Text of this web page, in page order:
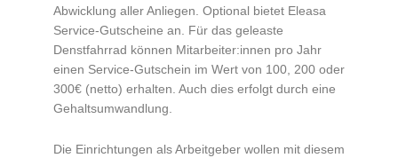
Abwicklung aller Anliegen. Optional bietet Eleasa
Service-Gutscheine an. Für das geleaste
Denstfahrrad können Mitarbeiter:innen pro Jahr
einen Service-Gutschein im Wert von 100, 200 oder
300€ (netto) erhalten. Auch dies erfolgt durch eine
Gehaltsumwandlung.
Die Einrichtungen als Arbeitgeber wollen mit diesem